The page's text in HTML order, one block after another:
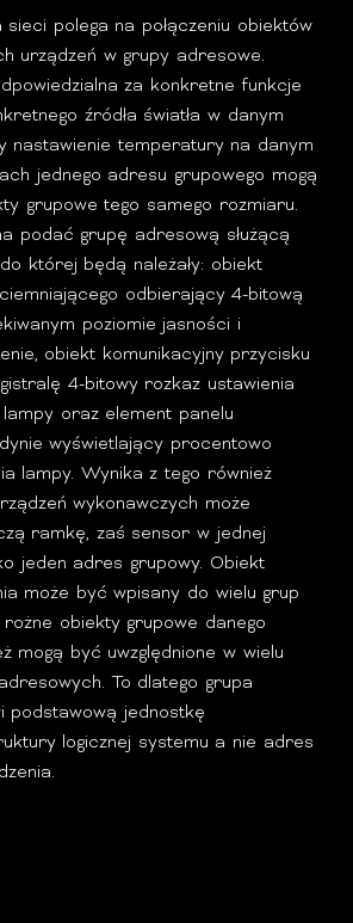
polega na połączeniu obiektów
urządzeń w grupy adresowe.
za konkretne funkcje
źródła światła w danym
nastawienie temperatury na danym
jednego adresu grupowego mogą
grupowe tego samego rozmiaru.
podać grupę adresową służącą
której będą należały: obiekt
odbierający 4-bitową
poziomie jasności i
obiekt komunikacyjny przycisku
4-bitowy rozkaz ustawienia
oraz element panelu
wyświetlający procentowo
lampy. Wynika z tego również
wykonawczych może
ramkę, zaś sensor w jednej
jeden adres grupowy. Obiekt
może być wpisany do wielu grup
obiekty grupowe danego
mogą być uwzględnione w wielu
To dlatego grupa
podstawową jednostkę
logicznej systemu a nie adres